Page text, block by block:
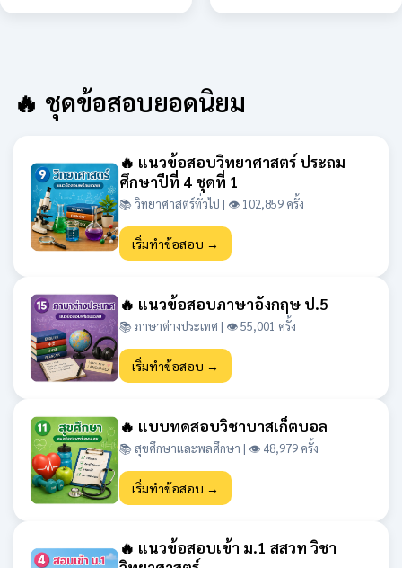
🔥 ชุดข้อสอบยอดนิยม
🔥 แนวข้อสอบวิทยาศาสตร์ ประถม
ศึกษาปีที่ 4 ชุดที่ 1
📚 วิทยาศาสตร์ทั่วไป | 👁 102,859 ครั้ง
เริ่มทำข้อสอบ →
🔥 แนวข้อสอบภาษาอังกฤษ ป.5
📚 ภาษาต่างประเทศ | 👁 55,001 ครั้ง
เริ่มทำข้อสอบ →
🔥 แบบทดสอบวิชาบาสเก็ตบอล
📚 สุขศึกษาและพลศึกษา | 👁 48,979 ครั้ง
เริ่มทำข้อสอบ →
🔥 แนวข้อสอบเข้า ม.1 สสวท วิชา